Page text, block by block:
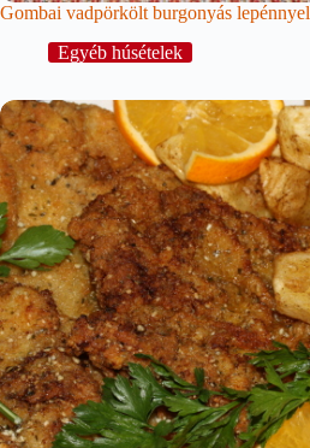
Gombai vadpörkölt burgonyás lepénnyel
Egyéb húsételek